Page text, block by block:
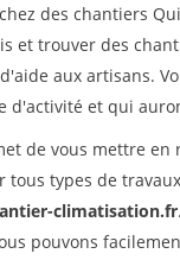
des chantiers
et trouver des
aux artisans.
d'activité et qui
de vous mettre
tous types de
climatisation.fr
pouvons